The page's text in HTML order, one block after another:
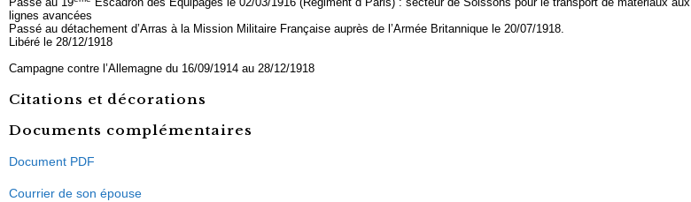
lignes avancées
Passé au détachement d’Arras à la Mission Militaire Française auprès de l’Armée Britannique le 20/07/1918.
Libéré le 28/12/1918
Campagne contre l’Allemagne du 16/09/1914 au 28/12/1918
Citations et décorations
Documents complémentaires
Document PDF
Courrier de son épouse